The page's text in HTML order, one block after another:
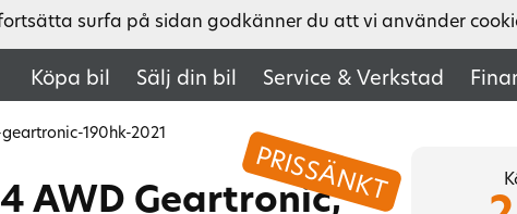
Köpa bil Sälj din bil Service & Verkstad
190hk-2021
PRISSÄNKT
AWD Geartronic,
surfa på sidan godkänner du att vi använder